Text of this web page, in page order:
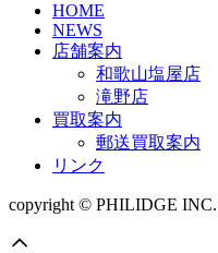
HOME
NEWS
店舗案内
和歌山塩屋店
滝野店
買取案内
郵送買取案内
リンク
copyright © PHILIDGE INC.